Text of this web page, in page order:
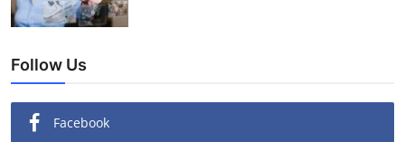
Follow Us
Facebook